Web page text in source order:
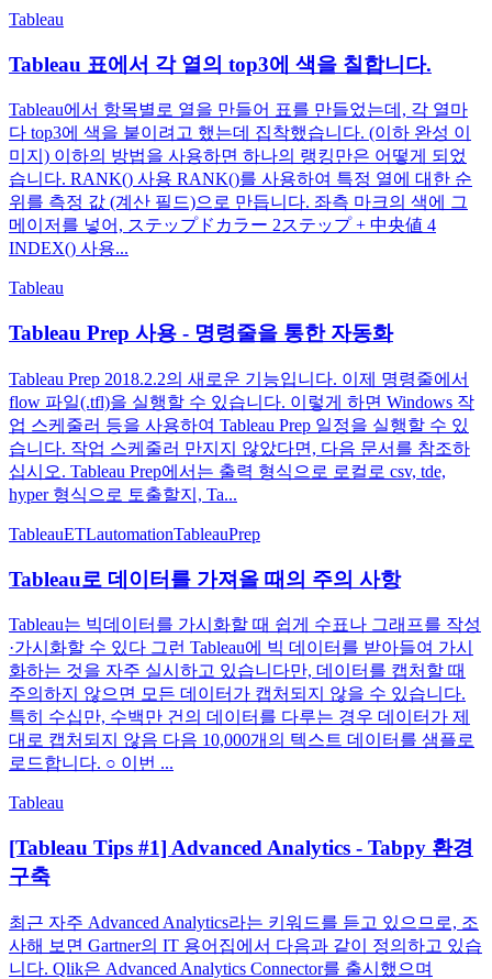
Tableau
Tableau 표에서 각 열의 top3에 색을 칠합니다.
Tableau에서 항목별로 열을 만들어 표를 만들었는데, 각 열마
다 top3에 색을 붙이려고 했는데 집착했습니다. (이하 완성 이
미지) 이하의 방법을 사용하면 하나의 랭킹만은 어떻게 되었
습니다. RANK() 사용 RANK()를 사용하여 특정 열에 대한 순
위를 측정 값 (계산 필드)으로 만듭니다. 좌측 마크의 색에 그
메이저를 넣어, ステップドカラー 2ステップ + 中央値 4
INDEX() 사용...
Tableau
Tableau Prep 사용 - 명령줄을 통한 자동화
Tableau Prep 2018.2.2의 새로운 기능입니다. 이제 명령줄에서
flow 파일(.tfl)을 실행할 수 있습니다. 이렇게 하면 Windows 작
업 스케줄러 등을 사용하여 Tableau Prep 일정을 실행할 수 있
습니다. 작업 스케줄러 만지지 않았다면, 다음 문서를 참조하
십시오. Tableau Prep에서는 출력 형식으로 로컬로 csv, tde,
hyper 형식으로 토출할지, Ta...
TableauETLautomationTableauPrep
Tableau로 데이터를 가져올 때의 주의 사항
Tableau는 빅데이터를 가시화할 때 쉽게 수표나 그래프를 작성
·가시화할 수 있다 그런 Tableau에 빅 데이터를 받아들여 가시
화하는 것을 자주 실시하고 있습니다만, 데이터를 캡처할 때
주의하지 않으면 모든 데이터가 캡처되지 않을 수 있습니다.
특히 수십만, 수백만 건의 데이터를 다루는 경우 데이터가 제
대로 캡처되지 않음 다음 10,000개의 텍스트 데이터를 샘플로
로드합니다. ○ 이번 ...
Tableau
[Tableau Tips #1] Advanced Analytics - Tabpy 환경
구축
최근 자주 Advanced Analytics라는 키워드를 듣고 있으므로, 조
사해 보면 Gartner의 IT 용어집에서 다음과 같이 정의하고 있습
니다. Qlik은 Advanced Analytics Connector를 출시했으며